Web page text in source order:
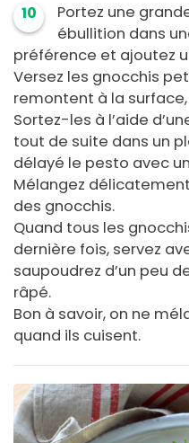
10
Portez une
ébullition dans
préférence et ajoutez
Versez les gnocchis
remontent à la surface,
Sortez-les à l’aide
tout de suite dans un
délayé le pesto avec
Mélangez
des gnocchis.
Quand tous les
dernière fois, servez
saupoudrez d’un peu
râpé.
Bon à savoir, on ne
quand ils cuisent.